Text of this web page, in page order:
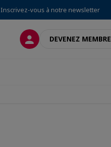
Inscrivez-vous à notre newsletter
CONNEXIONDEVENEZ MEMBRE